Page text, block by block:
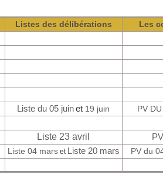
Listes des délibérations Les
Liste du 05 juin et 19 juin PV
Liste 23 avril
Liste 04 marset Liste 20 mars PV du